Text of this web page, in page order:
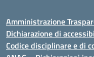
Amministrazione
Dichiarazione di
Codice disciplinare e di